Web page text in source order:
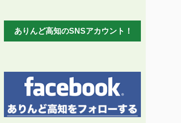
ありんど高知のSNSアカウント！